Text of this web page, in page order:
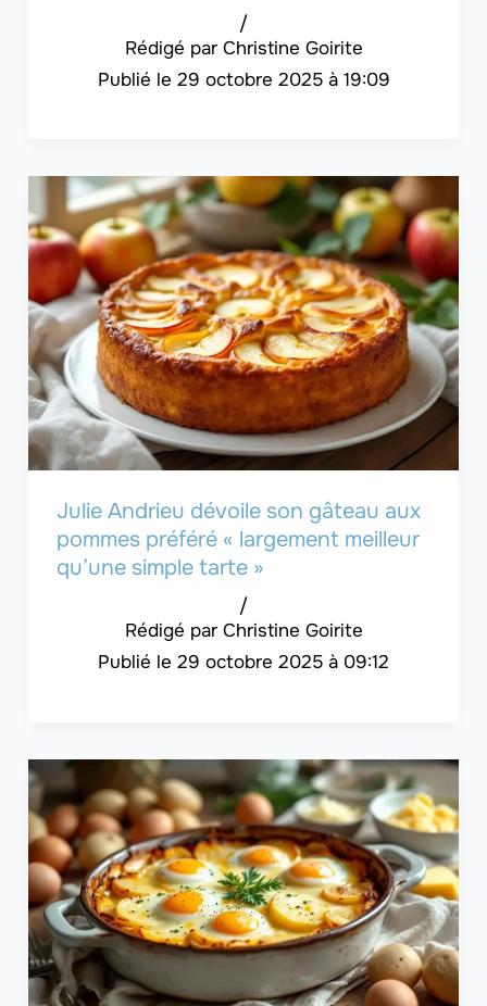
Christine Goirite
/
29 octobre 2025 à 19:09
Julie Andrieu dévoile son gâteau aux
pommes préféré « largement meilleur
qu’une simple tarte »
Christine Goirite
/
29 octobre 2025 à 09:12